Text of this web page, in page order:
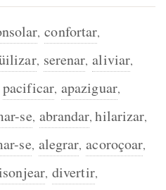
, confortar,
, serenar, aliviar,
pacificar, apaziguar,
se, abrandar,hilarizar,
se, alegrar, acoroçoar,
, divertir,